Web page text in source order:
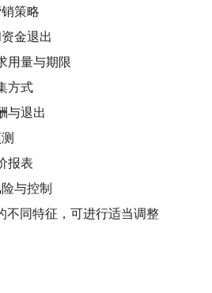
策略
金退出
用量与期限
方式
与退出
报表
与控制
不同特征，可进行适当调整